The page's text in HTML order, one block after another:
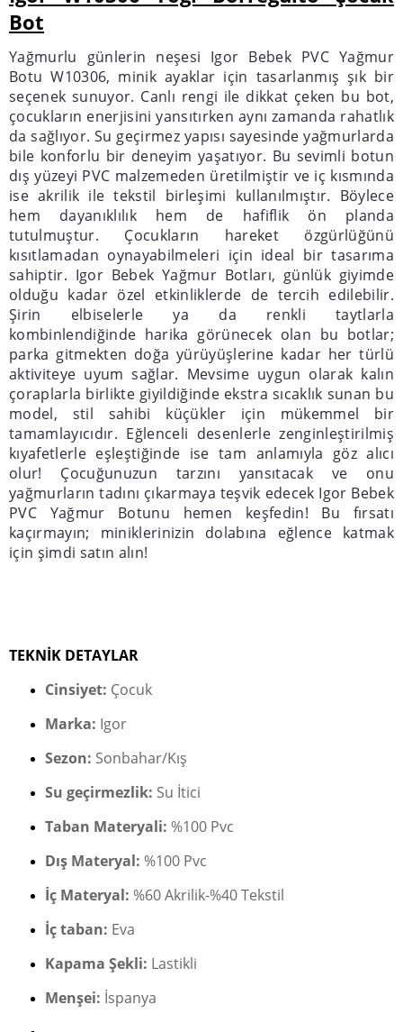
Bot
Yağmurlu günlerin neşesi Igor Bebek PVC Yağmur
Botu W10306, minik ayaklar için tasarlanmış şık bir
seçenek sunuyor. Canlı rengi ile dikkat çeken bu bot,
çocukların enerjisini yansıtırken aynı zamanda rahatlık
da sağlıyor. Su geçirmez yapısı sayesinde yağmurlarda
bile konforlu bir deneyim yaşatıyor. Bu sevimli botun
dış yüzeyi PVC malzemeden üretilmiştir ve iç kısmında
ise akrilik ile tekstil birleşimi kullanılmıştır. Böylece
hem dayanıklılık hem de hafiflik ön planda
tutulmuştur. Çocukların hareket özgürlüğünü
kısıtlamadan oynayabilmeleri için ideal bir tasarıma
sahiptir. Igor Bebek Yağmur Botları, günlük giyimde
olduğu kadar özel etkinliklerde de tercih edilebilir.
Şirin elbiselerle ya da renkli taytlarla
kombinlendiğinde harika görünecek olan bu botlar;
parka gitmekten doğa yürüyüşlerine kadar her türlü
aktiviteye uyum sağlar. Mevsime uygun olarak kalın
çoraplarla birlikte giyildiğinde ekstra sıcaklık sunan bu
model, stil sahibi küçükler için mükemmel bir
tamamlayıcıdır. Eğlenceli desenlerle zenginleştirilmiş
kıyafetlerle eşleştiğinde ise tam anlamıyla göz alıcı
olur! Çocuğunuzun tarzını yansıtacak ve onu
yağmurların tadını çıkarmaya teşvik edecek Igor Bebek
PVC Yağmur Botunu hemen keşfedin! Bu fırsatı
kaçırmayın; miniklerinizin dolabına eğlence katmak
için şimdi satın alın!
TEKNİK DETAYLAR
Cinsiyet: Çocuk
Marka: Igor
Sezon: Sonbahar/Kış
Su geçirmezlik: Su İtici
Taban Materyali: %100 Pvc
Dış Materyal: %100 Pvc
İç Materyal: %60 Akrilik-%40 Tekstil
İç taban: Eva
Kapama Şekli: Lastikli
Menşei: İspanya